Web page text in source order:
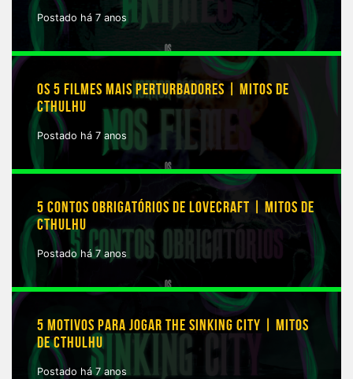
Postado há 7 anos
OS 5 FILMES MAIS PERTURBADORES | MITOS DE
CTHULHU
Postado há 7 anos
5 CONTOS OBRIGATÓRIOS DE LOVECRAFT | MITOS DE
CTHULHU
Postado há 7 anos
5 MOTIVOS PARA JOGAR THE SINKING CITY | MITOS
DE CTHULHU
Postado há 7 anos